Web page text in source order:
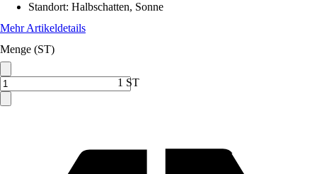
Standort: Halbschatten, Sonne
Mehr Artikeldetails
Menge (ST)
1 ST